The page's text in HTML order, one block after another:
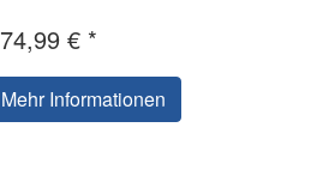
74,99 € *
Mehr Informationen